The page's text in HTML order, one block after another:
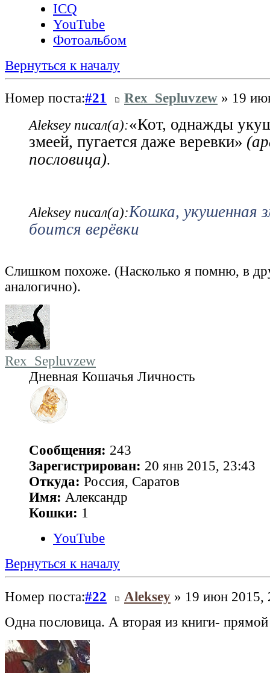
ICQ
YouTube
Фотоальбом
Вернуться к началу
Номер поста:#21 Rex_Sepluvzew » 19
Aleksey писал(а):«Кот, однажды
змеей, пугается даже веревки»
пословица).
Aleksey писал(а):Кошка, укушенная
боится верёвки
Слишком похоже. (Насколько я помню, в
аналогично).
Rex_Sepluvzew
Дневная Кошачья Личность
Сообщения: 243
Зарегистрирован: 20 янв 2015, 23:43
Откуда: Россия, Саратов
Имя: Александр
Кошки: 1
YouTube
Вернуться к началу
Номер поста:#22 Aleksey » 19 июн 2015,
Одна пословица. А вторая из книги- прямой